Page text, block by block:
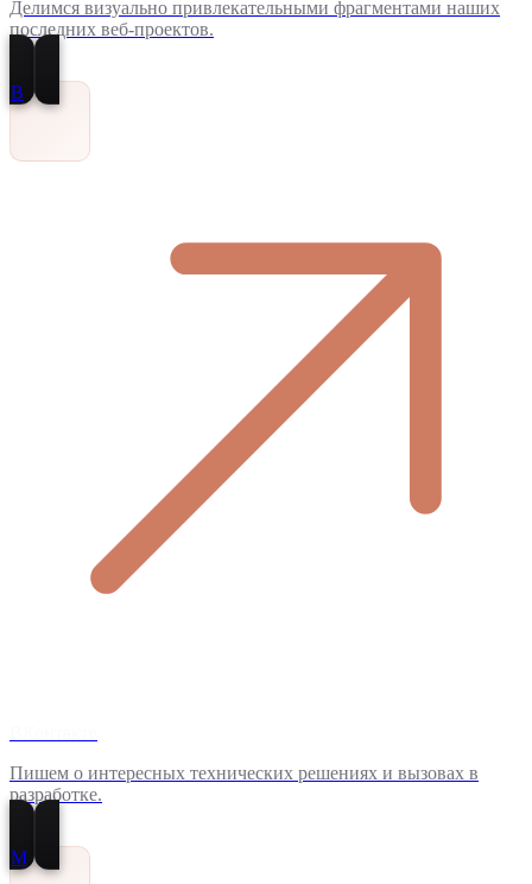
Делимся визуально привлекательными фрагментами наших
последних веб-проектов.
В
Пишем о интересных технических решениях и вызовах в
разработке.
M